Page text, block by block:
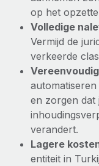
op het
Volledige
Vermijd de
verkeerde
en zorgen dat
verandert.
Lagere
entiteit in